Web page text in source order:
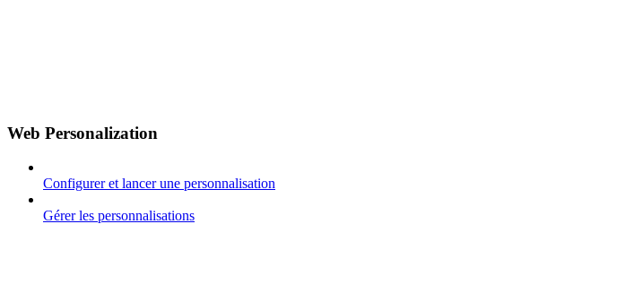
Web Personalization
Configurer et lancer une personnalisation
Gérer les personnalisations